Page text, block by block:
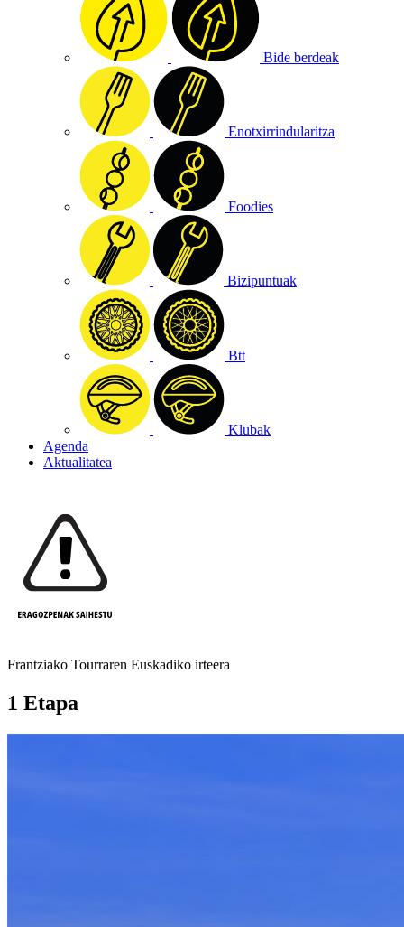
Bide berdeak
Enotxirrindularitza
Foodies
Bizipuntuak
Btt
Klubak
Agenda
Aktualitatea
Frantziako Tourraren Euskadiko irteera
1 Etapa